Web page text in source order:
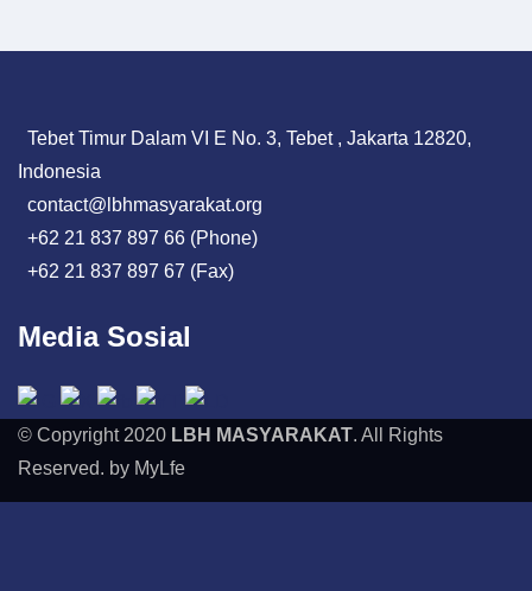
Tebet Timur Dalam VI E No. 3, Tebet , Jakarta 12820,
Indonesia
contact@lbhmasyarakat.org
+62 21 837 897 66 (Phone)
+62 21 837 897 67 (Fax)
Media Sosial
© Copyright 2020 LBH MASYARAKAT. All Rights
Reserved. by MyLfe